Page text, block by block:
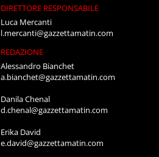
DIRETTORE RESPONSABILE
Luca Mercanti
l.mercanti@gazzettamatin.com
REDAZIONE
Alessandro Bianchet
a.bianchet@gazzettamatin.com
Danila Chenal
d.chenal@gazzettamatin.com
Erika David
e.david@gazzettamatin.com